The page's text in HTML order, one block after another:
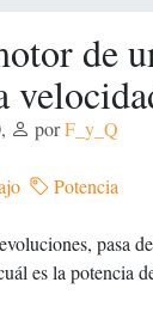
de
, porF_y_Q
Potencia
pasa
es la potencia